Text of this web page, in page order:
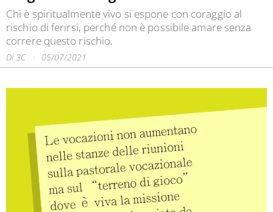
Chi è spiritualmente vivo si espone con coraggio al
rischio di ferirsi, perché non è possibile amare senza
correre questo rischio.
Di 3C 05/07/2021